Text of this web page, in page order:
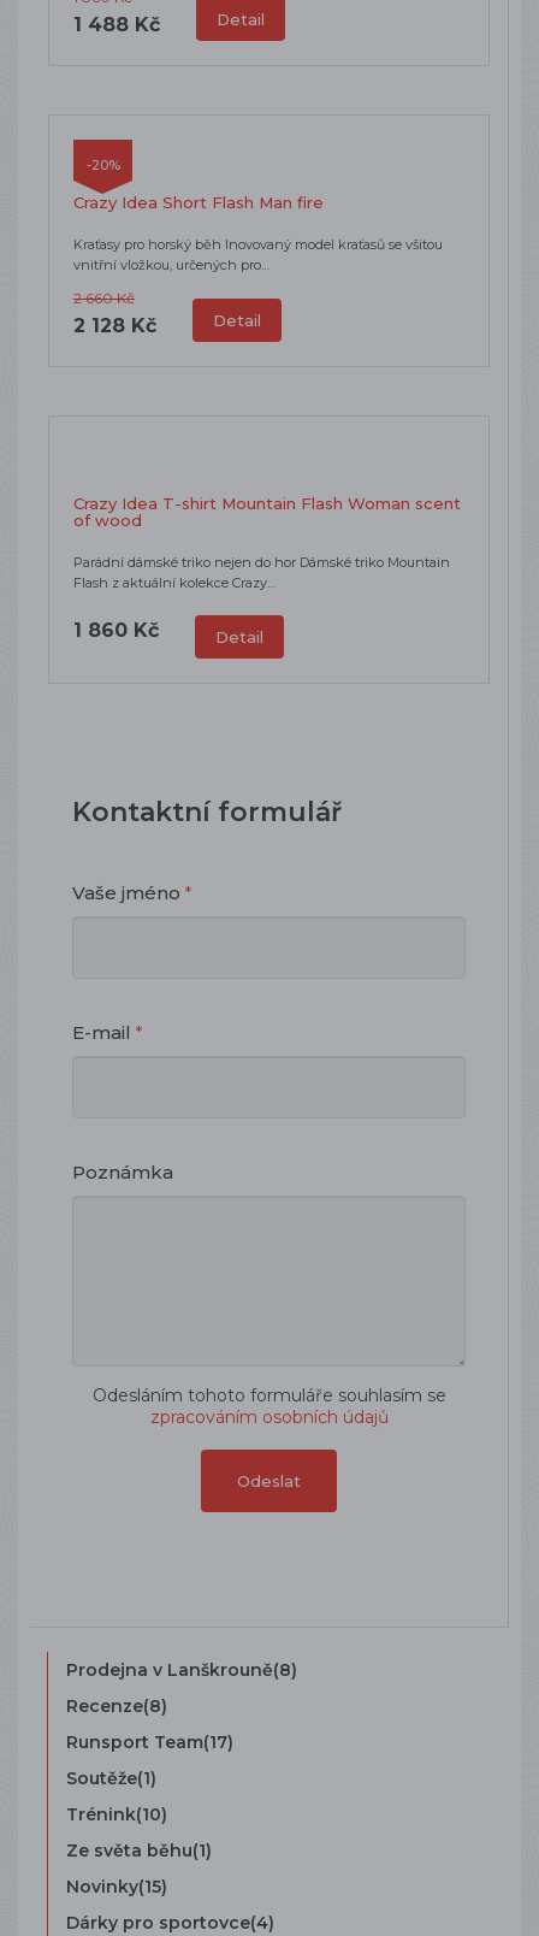
1 488 Kč Detail
-20%
Crazy Idea Short Flash Man fire
Kraťasy pro horský běh Inovovaný model kraťasů se všitou
vnitřní vložkou, určených pro…
2 660 Kč
2 128 Kč Detail
Crazy Idea T-shirt Mountain Flash Woman scent
of wood
Parádní dámské triko nejen do hor Dámské triko Mountain
Flash z aktuální kolekce Crazy…
1 860 Kč Detail
Kontaktní formulář
Vaše jméno *
E-mail *
Poznámka
Odesláním tohoto formuláře souhlasím se
zpracováním osobních údajů
Odeslat
Prodejna v Lanškrouně(8)
Recenze(8)
Runsport Team(17)
Soutěže(1)
Trénink(10)
Ze světa běhu(1)
Novinky(15)
Dárky pro sportovce(4)